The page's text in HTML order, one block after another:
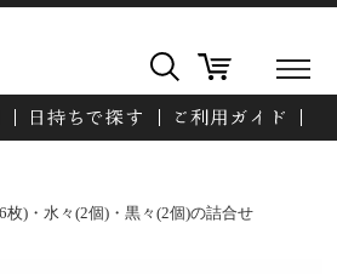
枚)・水々(2個)・黒々(2個)の詰合せ